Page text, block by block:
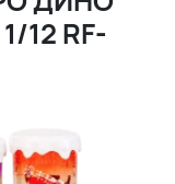
12 RF-